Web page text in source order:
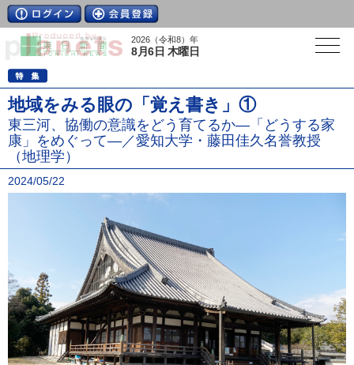
2026（令和8）年
8月6日 木曜日
地域をみる眼の「覚え書き」①
東三河、協働の意識をどう育てるか―「どうする家
康」をめぐって―／愛知大学・藤田佳久名誉教授
（地理学）
2024/05/22